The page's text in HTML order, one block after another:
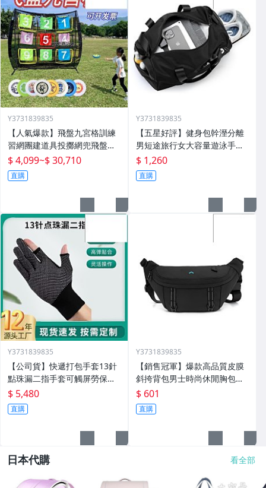
Y3731839835
【人氣爆款】飛盤九宮格訓練
習網團建道具投擲網兜飛盤架
戶外運動拓展遊戲
$ 4,099~$ 30,710
直購
Y3731839835
【五星好評】健身包幹溼分離
男短途旅行女大容量遊泳手提
包大獨立鞋倉
$ 1,260
直購
Y3731839835
【公司貨】快遞打包手套13針
點珠漏二指手套可觸屏勞保止
滑外賣騎行手套定製
$ 5,480
直購
Y3731839835
【銷售冠軍】爆款高品質皮膜
斜挎背包男士時尚休閒胸包外
出方便單肩斜挎包
$ 601
直購
日本代購 看全部